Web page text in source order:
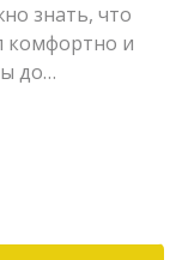
знать, что
комфортно и
до
ваш опыт. Эта
перечень